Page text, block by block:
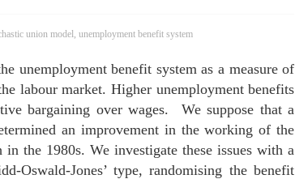
union model, unemployment benefit system
unemployment benefit system as a measure of
labour market. Higher unemployment benefits
bargaining over wages. We suppose that a
an improvement in the working of the
the 1980s. We investigate these issues with a
Oswald-Jones’ type, randomising the benefit